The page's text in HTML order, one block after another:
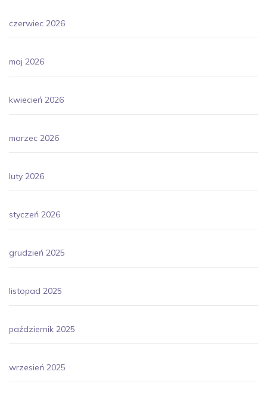
czerwiec 2026
maj 2026
kwiecień 2026
marzec 2026
luty 2026
styczeń 2026
grudzień 2025
listopad 2025
październik 2025
wrzesień 2025